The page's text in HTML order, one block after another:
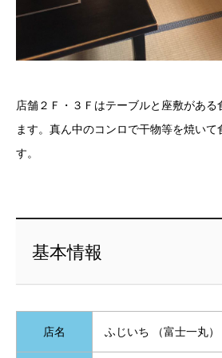
店舗２Ｆ・３Ｆはテーブルと座敷があ
ます。真ん中のコンロで干物等を焼いて
す。
基本情報
店名 ふじいち （富士一丸）